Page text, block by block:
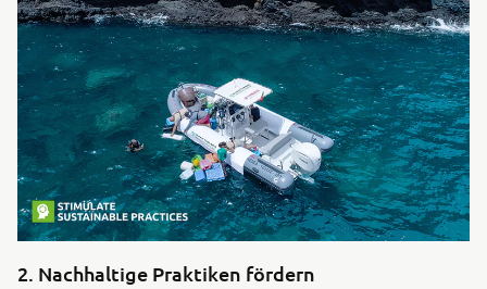
2. Nachhaltige Praktiken fördern